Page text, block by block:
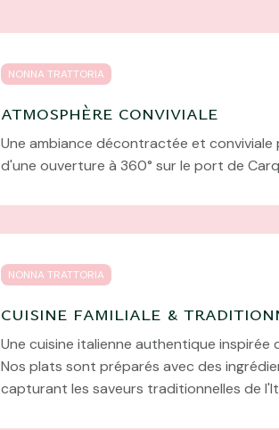
NONNA TRATTORIA
atmosphère conviviale
Une ambiance décontractée et
d'une ouverture à 360° sur le port de
NONNA TRATTORIA
cuisine familiale &
Une cuisine italienne authentique inspirée
Nos plats sont préparés avec des
capturant les saveurs traditionnelles de